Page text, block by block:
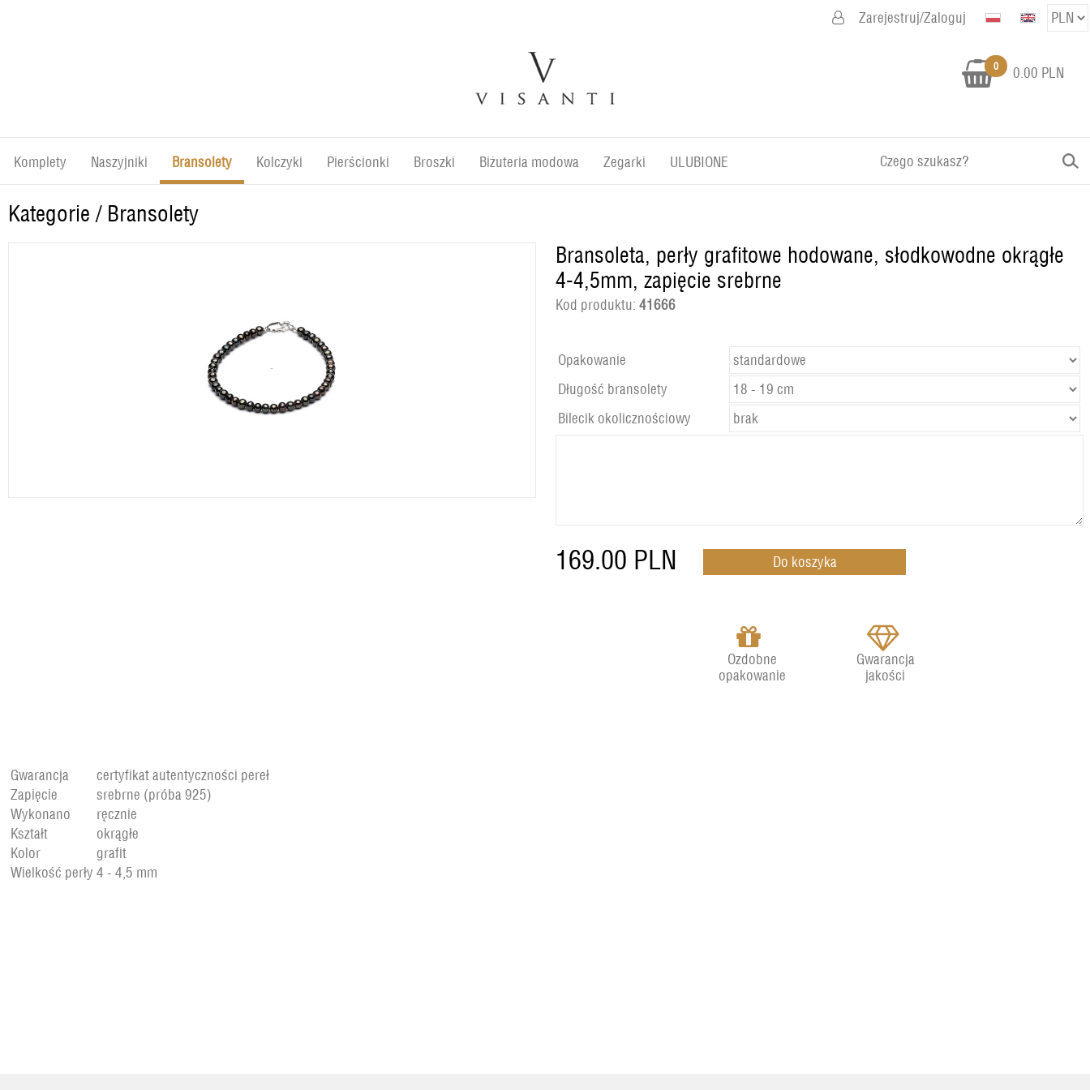
Zarejestruj/Zaloguj
0.00 PLN
0
Komplety Naszyjniki Bransolety Kolczyki Pierścionki Broszki Biżuteria modowa Zegarki ULUBIONE
Kategorie / Bransolety
Bransoleta, perły grafitowe hodowane, słodkowodne okrągłe
4-4,5mm, zapięcie srebrne
Kod produktu:41666
Opakowanie
Długość bransolety
Bilecik okolicznościowy
169.00 PLN
Ozdobne
opakowanie
Gwarancja
jakości
Gwarancja
certyfikat autentyczności pereł
Zapięcie
srebrne (próba 925)
Wykonano
ręcznie
Kształt
okrągłe
Kolor
grafit
Wielkość perły 4 - 4,5 mm